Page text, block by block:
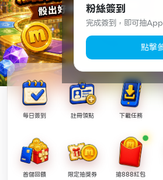
每日簽到 註冊領點 下載任務
首儲回饋 限定抽獎券 搶888紅包
粉絲簽到
完成簽到，即可抽
點擊